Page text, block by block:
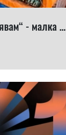
- малка ...